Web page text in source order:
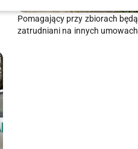
Pomagający przy zbiorach będą
zatrudniani na innych umowach